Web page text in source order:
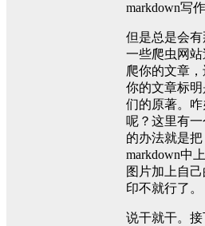
markdown写作
但是总是会有
一些爬虫网
爬你的文章
你的文章标
们的原著。咋
呢？这里有
的办法就是把
markdown中
图片加上自己
印不就行了。
说干就干。